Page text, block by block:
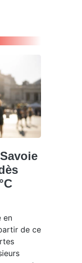
en
de ce